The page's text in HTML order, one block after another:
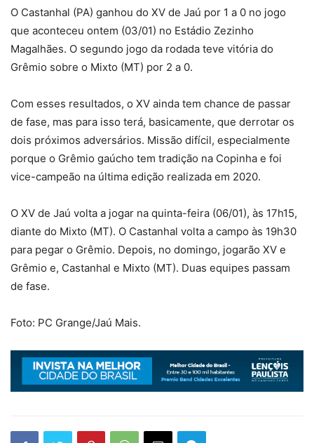
O Castanhal (PA) ganhou do XV de Jaú por 1 a 0 no jogo
que aconteceu ontem (03/01) no Estádio Zezinho
Magalhães. O segundo jogo da rodada teve vitória do
Grêmio sobre o Mixto (MT) por 2 a 0.
Com esses resultados, o XV ainda tem chance de passar
de fase, mas para isso terá, basicamente, que derrotar os
dois próximos adversários. Missão difícil, especialmente
porque o Grêmio gaúcho tem tradição na Copinha e foi
vice-campeão na última edição realizada em 2020.
O XV de Jaú volta a jogar na quinta-feira (06/01), às 17h15,
diante do Mixto (MT). O Castanhal volta a campo às 19h30
para pegar o Grêmio. Depois, no domingo, jogarão XV e
Grêmio e, Castanhal e Mixto (MT). Duas equipes passam
de fase.
Foto: PC Grange/Jaú Mais.